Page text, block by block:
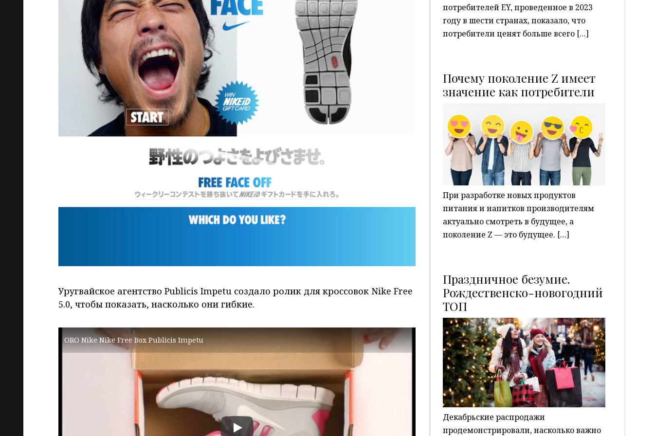
Уругвайское агентство Publicis Impetu создало ролик для кроссовок Nike Free
5.0, чтобы показать, насколько они гибкие.
ORO Nike Nike Free Box Publicis Impetu
потребителей EY, проведенное в 2023
году в шести странах, показало, что
потребители ценят больше всего […]
Почему поколение Z имеет
значение как потребители
P
При разработке новых продуктов
питания и напитков производителям
актуально смотреть в будущее, а
поколение Z — это будущее. […]
Праздничное безумие.
Рождественско-новогодний
ТОП
P
Декабрьские распродажи
продемонстрировали, насколько важно